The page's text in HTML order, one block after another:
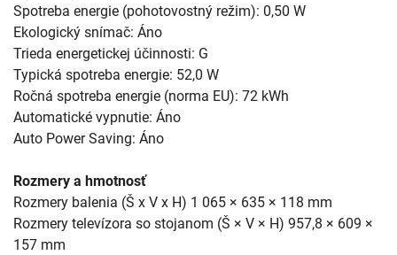
Spotreba energie (pohotovostný režim): 0,50 W
Ekologický snímač: Áno
Trieda energetickej účinnosti: G
Typická spotreba energie: 52,0 W
Ročná spotreba energie (norma EU): 72 kWh
Automatické vypnutie: Áno
Auto Power Saving: Áno
Rozmery a hmotnosť
Rozmery balenia (Š x V x H) 1 065 × 635 × 118 mm
Rozmery televízora so stojanom (Š × V × H) 957,8 × 609 ×
157 mm